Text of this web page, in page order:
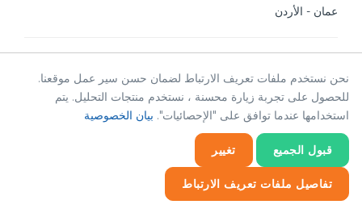
عمان - الأردن
عمان - الأردن
POS android Sr. Developer
عمان - الأردن
نحن نستخدم ملفات تعريف الارتباط لضمان حسن سير عمل موقعنا.
للحصول على تجربة زيارة محسنة ، نستخدم منتجات التحليل. يتم
استخدامها عندما توافق على "الإحصائيات". بيان الخصوصية
قبول الجميع تغيير
تفاصيل ملفات تعريف الارتباط